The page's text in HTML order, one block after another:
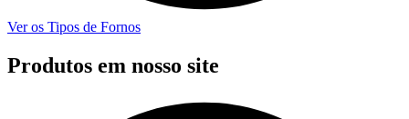
Ver os Tipos de Fornos
Produtos em nosso site